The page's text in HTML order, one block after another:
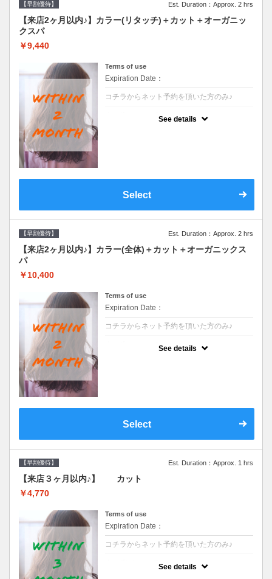
【早割優待】 Est. Duration：Approx. 2 hrs
【来店2ヶ月以内♪】カラー(リタッチ)＋カット＋オーガニッ
クスパ
￥9,440
Terms of use
Expiration Date：
コチラからネット予約を頂いた方のみ♪
See details
Select
【早割優待】 Est. Duration：Approx. 2 hrs
【来店2ヶ月以内♪】カラー(全体)＋カット＋オーガニックス
パ
￥10,400
Terms of use
Expiration Date：
コチラからネット予約を頂いた方のみ♪
See details
Select
【早割優待】 Est. Duration：Approx. 1 hrs
【来店３ヶ月以内♪】 カット
￥4,770
Terms of use
Expiration Date：
コチラからネット予約を頂いた方のみ♪
See details